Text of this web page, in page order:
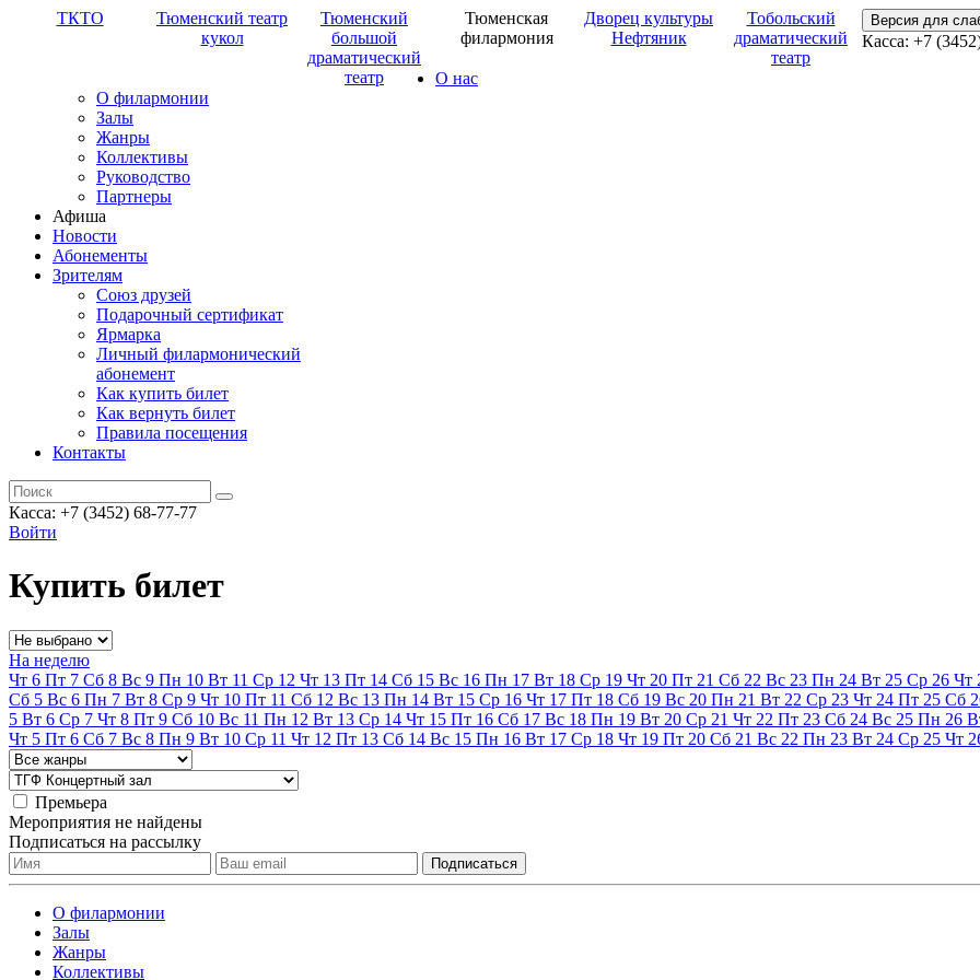
ТКТО
Тюменский театр
кукол
Тюменский
большой
драматический
театр
Тюменская
филармония
Дворец культуры
Нефтяник
Тобольский
драматический
театр
Версия для
Касса: +7
О нас
О филармонии
Залы
Жанры
Коллективы
Руководство
Партнеры
Афиша
Новости
Абонементы
Зрителям
Союз друзей
Подарочный сертификат
Ярмарка
Личный филармонический
абонемент
Как купить билет
Как вернуть билет
Правила посещения
Контакты
Касса: +7 (3452) 68-77-77
Войти
Купить билет
На неделю
Чт 6 Пт 7 Сб 8 Вс 9 Пн 10 Вт 11 Ср 12 Чт 13 Пт 14 Сб 15 Вс 16 Пн 17 Вт 18 Ср 19 Чт 20 Пт 21 Сб 22 Вс 23 Пн 24 Вт 25 Ср 26 Чт
Сб 5 Вс 6 Пн 7 Вт 8 Ср 9 Чт 10 Пт 11 Сб 12 Вс 13 Пн 14 Вт 15 Ср 16 Чт 17 Пт 18 Сб 19 Вс 20 Пн 21 Вт 22 Ср 23 Чт 24 Пт 25 Сб
5 Вт 6 Ср 7 Чт 8 Пт 9 Сб 10 Вс 11 Пн 12 Вт 13 Ср 14 Чт 15 Пт 16 Сб 17 Вс 18 Пн 19 Вт 20 Ср 21 Чт 22 Пт 23 Сб 24 Вс 25 Пн 26
Чт 5 Пт 6 Сб 7 Вс 8 Пн 9 Вт 10 Ср 11 Чт 12 Пт 13 Сб 14 Вс 15 Пн 16 Вт 17 Ср 18 Чт 19 Пт 20 Сб 21 Вс 22 Пн 23 Вт 24 Ср 25 Чт
Премьера
Мероприятия не найдены
Подписаться на рассылку
О филармонии
Залы
Жанры
Коллективы